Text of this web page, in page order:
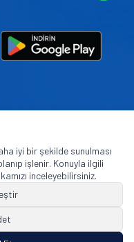
of or licensed to The Goodyear
by Basbug Group Company,
Tire & Rubber Company.
iyi bir şekilde sunulması
işlenir. Konuyla ilgili
inceleyebilirsiniz.